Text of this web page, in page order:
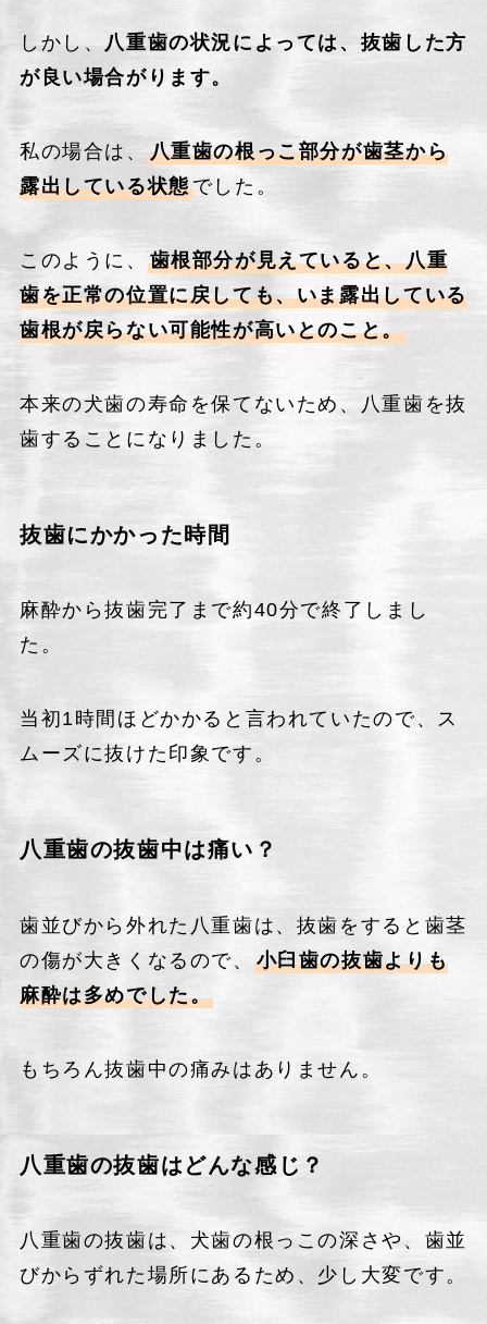
しかし、 八重歯の状況によっては、抜歯した方
が良い場合がります。
私の場合は、 八重歯の根っこ部分が歯茎から
露出している状態でした。
このように、 歯根部分が見えていると、八重
歯を正常の位置に戻しても、いま露出している
歯根が戻らない可能性が高いとのこと。
本来の犬歯の寿命を保てないため、八重歯を抜
歯することになりました。
抜歯にかかった時間
麻酔から抜歯完了まで約40分で終了しまし
た。
当初1時間ほどかかると言われていたので、ス
ムーズに抜けた印象です。
八重歯の抜歯中は痛い？
歯並びから外れた八重歯は、抜歯をすると歯茎
の傷が大きくなるので、 小臼歯の抜歯よりも
麻酔は多めでした。
もちろん抜歯中の痛みはありません。
八重歯の抜歯はどんな感じ？
八重歯の抜歯は、犬歯の根っこの深さや、歯並
びからずれた場所にあるため、少し大変です。